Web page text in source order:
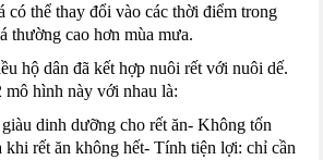
có thể thay đổi vào các thời điểm trong
thường cao hơn mùa mưa.
hộ dân đã kết hợp nuôi rết với nuôi dế.
hình này với nhau là:
dinh dưỡng cho rết ăn- Không tốn
khi rết ăn không hết- Tính tiện lợi: chỉ cần